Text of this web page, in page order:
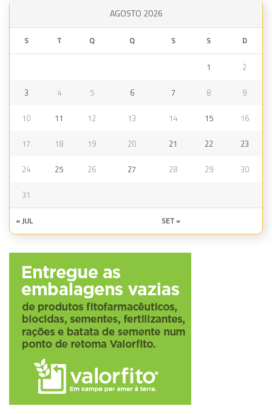
AGOSTO 2026
S T Q Q S S D
1 2
3 4 5 6 7 8 9
10 11 12 13 14 15 16
17 18 19 20 21 22 23
24 25 26 27 28 29 30
31
« JUL SET »